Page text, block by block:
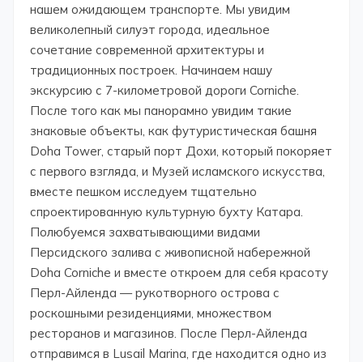
нашем ожидающем транспорте. Мы увидим
великолепный силуэт города, идеальное
сочетание современной архитектуры и
традиционных построек. Начинаем нашу
экскурсию с 7-километровой дороги Corniche.
После того как мы панорамно увидим такие
знаковые объекты, как футуристическая башня
Doha Tower, старый порт Дохи, который покоряет
с первого взгляда, и Музей исламского искусства,
вместе пешком исследуем тщательно
спроектированную культурную бухту Катара.
Полюбуемся захватывающими видами
Персидского залива с живописной набережной
Doha Corniche и вместе откроем для себя красоту
Перл-Айленда — рукотворного острова с
роскошными резиденциями, множеством
ресторанов и магазинов. После Перл-Айленда
отправимся в Lusail Marina, где находится одно из